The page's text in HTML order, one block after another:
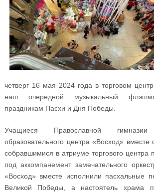
четверг 16 мая 2024 года в торговом
наш очередной музыкальный
праздникам Пасхи и Дня Победы.
Учащиеся Православной
образовательного центра «Восход»
собравшимися в атриуме торгового центра
под аккомпанемент замечательного
«Восход» вместе исполнили пасхальные
Великой Победы, а настоятель храма